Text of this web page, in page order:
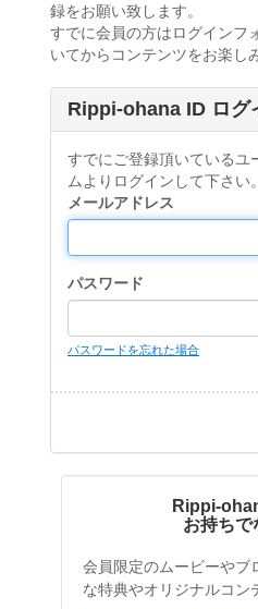
録をお願い致します。
すでに会員の方はログインフ
いてからコンテンツをお楽し
Rippi-ohana ID ログ
すでにご登録頂いているユ
ムよりログインして下さい。
メールアドレス
パスワード
パスワードを忘れた場合
Rippi-
お持ちで
会員限定のムービーやブ
な特典やオリジナルコン